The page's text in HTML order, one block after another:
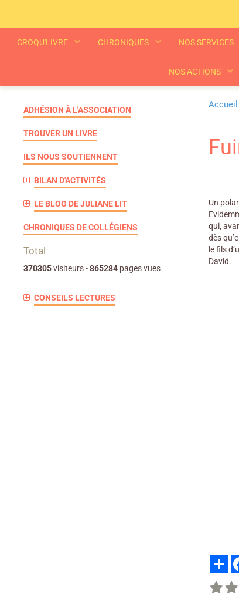
CROQU'LIVRE CHRONIQUES NOS SERVICES
NOS ACTIONS
Accueil
Un
qui,
dès
le fils
David.
ADHÉSION À L'ASSOCIATION
TROUVER UN LIVRE
ILS NOUS SOUTIENNENT
BILAN D'ACTIVITÉS
LE BLOG DE JULIANE LIT
CHRONIQUES DE COLLÉGIENS
Total
370305visiteurs -865284 pages vues
CONSEILS LECTURES